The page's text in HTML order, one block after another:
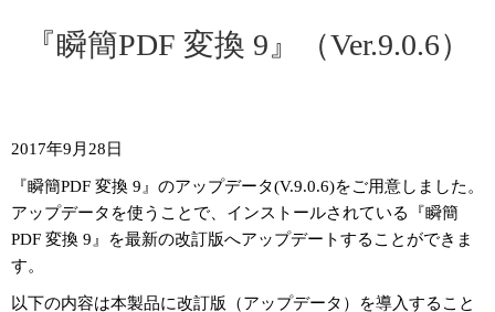
『瞬簡PDF 変換 9』（Ver.9.0.6）
2017年9月28日
『瞬簡PDF 変換 9』のアップデータ(V.9.0.6)をご用意しました。
アップデータを使うことで、インストールされている『瞬簡
PDF 変換 9』を最新の改訂版へアップデートすることができま
す。
以下の内容は本製品に改訂版（アップデータ）を導入すること